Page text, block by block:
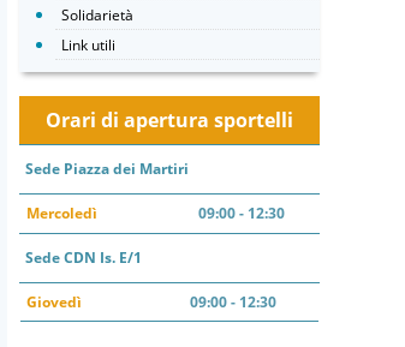
Solidarietà
Link utili
Orari di apertura sportelli
Sede Piazza dei Martiri
Mercoledì 09:00 - 12:30
Sede CDN Is. E/1
Giovedì 09:00 - 12:30